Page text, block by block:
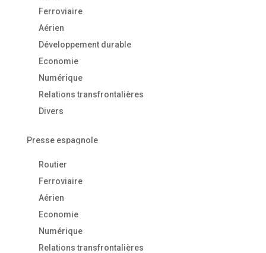
Ferroviaire
Aérien
Développement durable
Economie
Numérique
Relations transfrontalières
Divers
Presse espagnole
Routier
Ferroviaire
Aérien
Economie
Numérique
Relations transfrontalières